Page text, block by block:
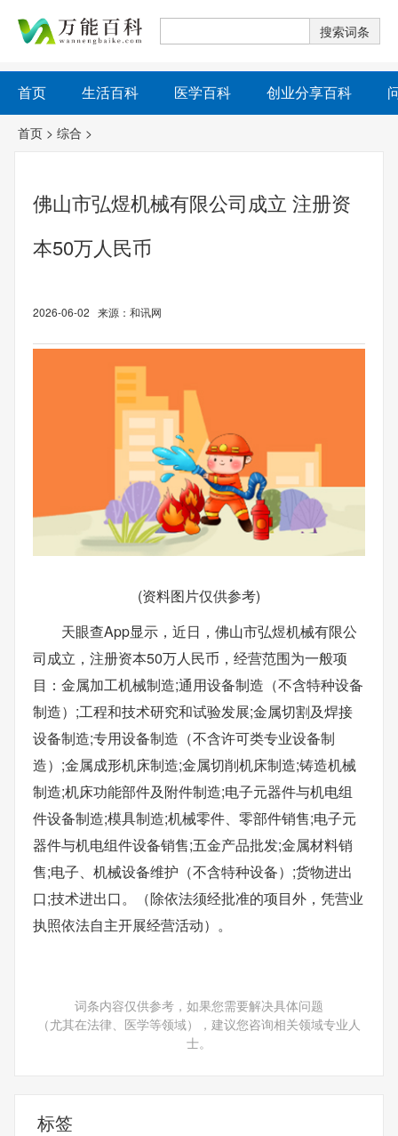
首页 生活百科 医学百科 创业分享百科
首页 > 综合 >
佛山市弘煜机械有限公司成立 注册资
本50万人民币
2026-06-02 来源：和讯网
(资料图片仅供参考)
天眼查App显示，近日，佛山市弘煜机械有限公
司成立，注册资本50万人民币，经营范围为一般项
目：金属加工机械制造;通用设备制造（不含特种设备
制造）;工程和技术研究和试验发展;金属切割及焊接
设备制造;专用设备制造（不含许可类专业设备制
造）;金属成形机床制造;金属切削机床制造;铸造机械
制造;机床功能部件及附件制造;电子元器件与机电组
件设备制造;模具制造;机械零件、零部件销售;电子元
器件与机电组件设备销售;五金产品批发;金属材料销
售;电子、机械设备维护（不含特种设备）;货物进出
口;技术进出口。（除依法须经批准的项目外，凭营业
执照依法自主开展经营活动）。
词条内容仅供参考，如果您需要解决具体问题
（尤其在法律、医学等领域），建议您咨询相关领域专业人
士。
标签